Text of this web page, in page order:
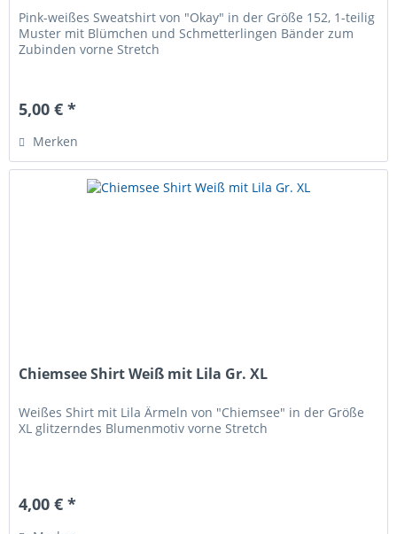
Pink-weißes Sweatshirt von "Okay" in der Größe 152, 1-teilig
Muster mit Blümchen und Schmetterlingen Bänder zum
Zubinden vorne Stretch
5,00 € *
Merken
Chiemsee Shirt Weiß mit Lila Gr. XL
Weißes Shirt mit Lila Ärmeln von "Chiemsee" in der Größe
XL glitzerndes Blumenmotiv vorne Stretch
4,00 € *